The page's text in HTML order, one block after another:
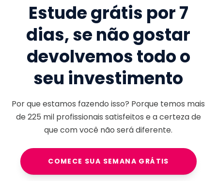
Estude grátis por 7
dias, se não gostar
devolvemos todo o
seu investimento
Por que estamos fazendo isso? Porque temos mais
de225 milprofissionais satisfeitos e a certeza de
que com você não será diferente.
COMECE SUA SEMANA GRÁTIS